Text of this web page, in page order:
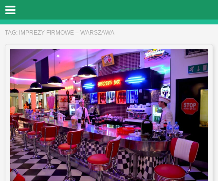
TAG: IMPREZY FIRMOWE – WARSZAWA